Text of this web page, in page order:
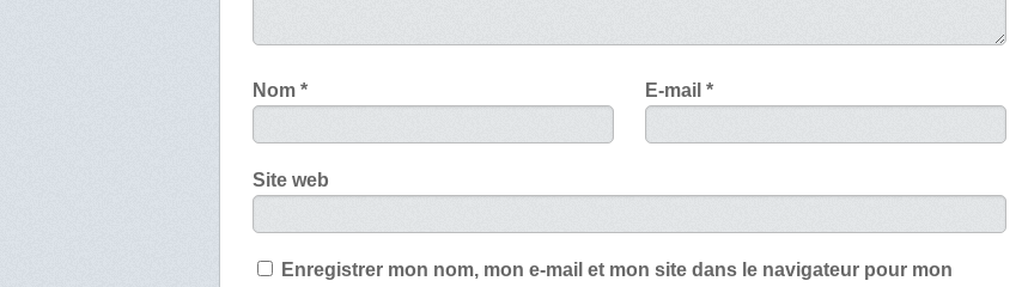
Nom* E-mail *
Site web
Enregistrer mon nom, mon e-mail et mon site dans le navigateur pour mon